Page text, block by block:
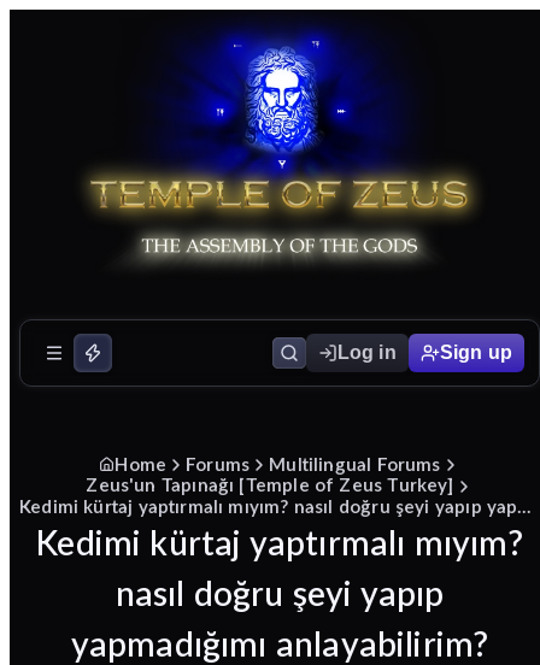
Log in Sign up
Home Forums
Multilingual Forums
Zeus'un Tapınağı [Temple of Zeus Turkey]
Kedimi kürtaj yaptırmalı mıyım?
nasıl doğru şeyi yapıp
yapmadığımı anlayabilirim?